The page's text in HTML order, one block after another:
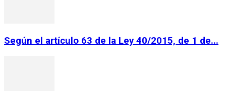
Según el artículo 63 de la Ley 40/2015, de 1 de...